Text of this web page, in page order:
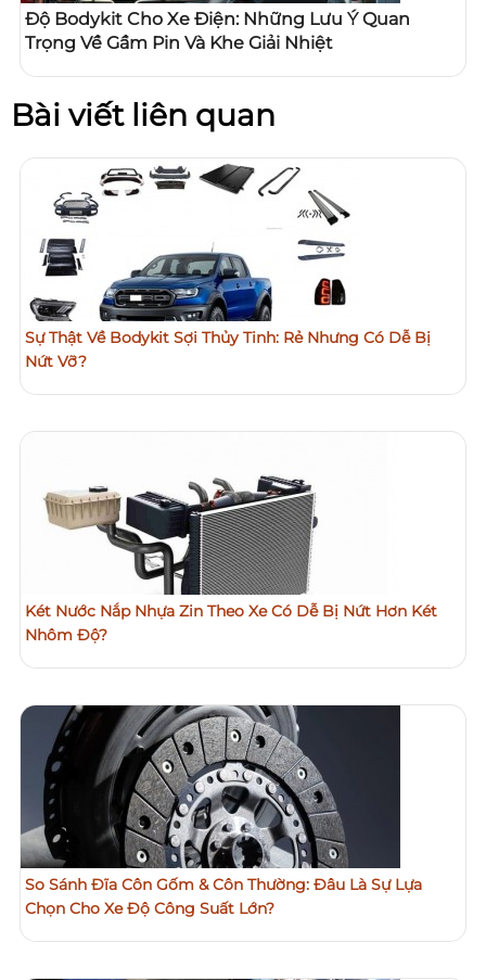
Độ Bodykit Cho Xe Điện: Những Lưu Ý Quan
Trọng Về Gầm Pin Và Khe Giải Nhiệt
Bài viết liên quan
Sự Thật Về Bodykit Sợi Thủy Tinh: Rẻ Nhưng Có Dễ Bị
Nứt Vỡ?
Két Nước Nắp Nhựa Zin Theo Xe Có Dễ Bị Nứt Hơn Két
Nhôm Độ?
So Sánh Đĩa Côn Gốm & Côn Thường: Đâu Là Sự Lựa
Chọn Cho Xe Độ Công Suất Lớn?